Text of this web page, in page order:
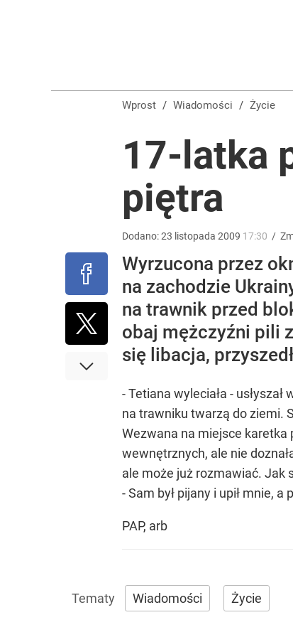
Wrze po roku Nawrockiego. „Największa
Farmacja: wzrost pod presją. co czeka branżę
Wprost / Wiadomości / Życie
17-latka
piętra
Dodano:23 listopada 2009 17:30 /
Wyrzucona przez
na zachodzie
na trawnik przed
obaj mężczyźni pili
się libacja,
- Tetiana wyleciała -
na trawniku twarzą do ziemi.
Wezwana na miejsce karetka
wewnętrznych, ale nie
ale może już rozmawiać. Jak
- Sam był pijany i upił mnie,
PAP, arb
Wiadomości Życie